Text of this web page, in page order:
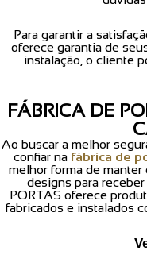
Para garantir a
oferece garantia de
instalação, o cliente
FÁBRICA DE
Ao buscar a melhor
confiar na fábrica de
melhor forma de
designs para
PORTAS oferece
fabricados e instalados